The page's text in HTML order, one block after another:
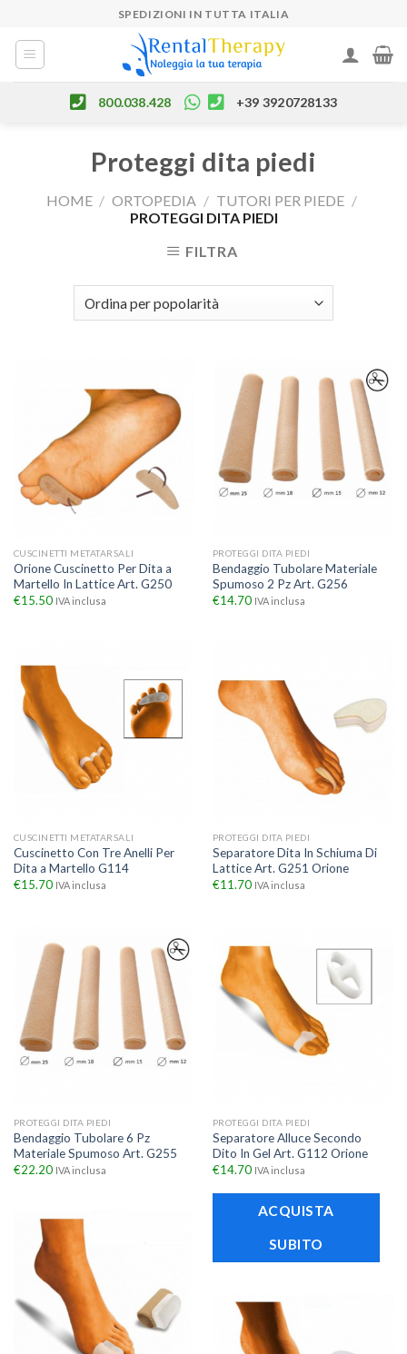
content
SPEDIZIONI IN TUTTA ITALIA
800.038.428 +39 3920728133
Proteggi dita piedi
HOME / ORTOPEDIA / TUTORI PER PIEDE /
PROTEGGI DITA PIEDI
FILTRA
CUSCINETTI METATARSALI
Orione Cuscinetto Per Dita a
Martello In Lattice Art. G250
€15.50 IVA inclusa
PROTEGGI DITA PIEDI
Bendaggio Tubolare Materiale
Spumoso 2 Pz Art. G256
€14.70 IVA inclusa
CUSCINETTI METATARSALI
Cuscinetto Con Tre Anelli Per
Dita a Martello G114
€15.70 IVA inclusa
PROTEGGI DITA PIEDI
Separatore Dita In Schiuma Di
Lattice Art. G251 Orione
€11.70 IVA inclusa
PROTEGGI DITA PIEDI
Bendaggio Tubolare 6 Pz
Materiale Spumoso Art. G255
€22.20 IVA inclusa
PROTEGGI DITA PIEDI
Separatore Alluce Secondo
Dito In Gel Art. G112 Orione
€14.70 IVA inclusa
ACQUISTA
SUBITO